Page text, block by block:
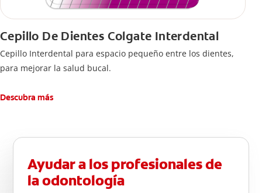
Cepillo De Dientes Colgate Interdental
Cepillo Interdental para espacio pequeño entre los dientes,
para mejorar la salud bucal.
Descubra más
Ayudar a los profesionales de
la odontología